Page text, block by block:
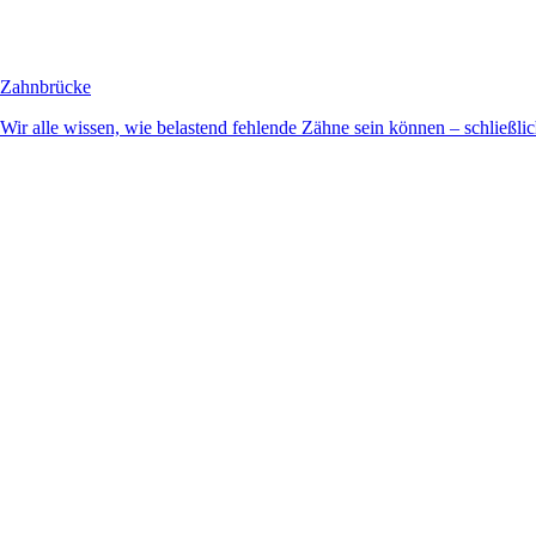
Zahnbrücke
Wir alle wissen, wie belastend fehlende Zähne sein können –